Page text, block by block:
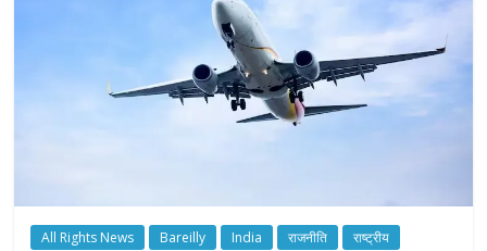
All Rights News Bareilly India राजनीति राष्ट्रीय